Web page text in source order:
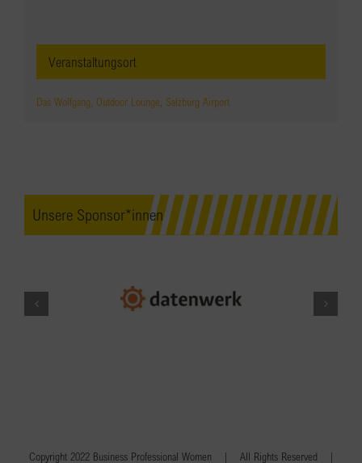
Veranstaltungsort
Das Wolfgang, Outdoor Lounge, Salzburg Airport
Unsere Sponsor*innen
Copyright 2022 Business Professional Women | All Rights Reserved |